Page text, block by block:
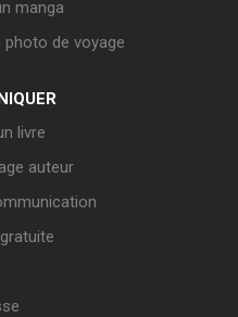
manga
photo de voyage
livre
auteur